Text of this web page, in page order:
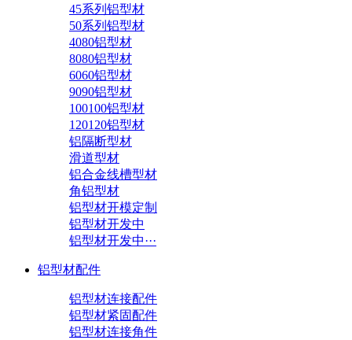
45系列铝型材
50系列铝型材
4080铝型材
8080铝型材
6060铝型材
9090铝型材
100100铝型材
120120铝型材
铝隔断型材
滑道型材
铝合金线槽型材
角铝型材
铝型材开模定制
铝型材开发中
铝型材开发中···
铝型材配件
铝型材连接配件
铝型材紧固配件
铝型材连接角件